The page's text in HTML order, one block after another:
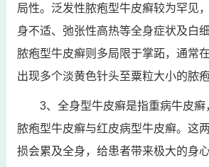
局性。泛发性脓疱型牛皮癣较为罕见
身不适、弛张性高热等全身症状及白
脓疱型牛皮癣则多局限于掌跖，通常
出现多个淡黄色针头至粟粒大小的脓疱
3、全身型牛皮癣是指重病牛皮癣
脓疱型牛皮癣与红皮病型牛皮癣。这
损会累及全身，给患者带来极大的身